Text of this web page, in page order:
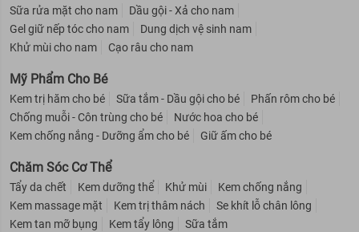
Sữa rửa mặt cho nam
Dầu gội - Xả cho nam
Gel giữ nếp tóc cho nam
Dung dịch vệ sinh nam
Khử mùi cho nam
Cạo râu cho nam
Mỹ Phẩm Cho Bé
Kem trị hăm cho bé Sữa tắm - Dầu gội cho bé
Phấn rôm cho bé
Chống muỗi - Côn trùng cho bé
Nước hoa cho bé
Kem chống nắng - Dưỡng ẩm cho bé
Giữ ấm cho bé
Chăm Sóc Cơ Thể
Tẩy da chết Kem dưỡng thể Khử mùi
Kem chống nắng
Kem massage mặt
Kem trị thâm nách
Se khít lỗ chân lông
Kem tan mỡ bụng
Kem tẩy lông Sữa tắm